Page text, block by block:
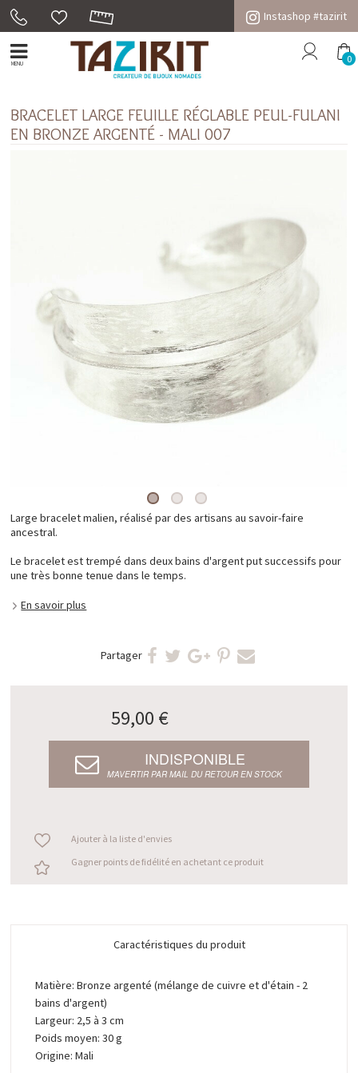
Instashop #tazirit
MENU 0
BRACELET LARGE FEUILLE RÉGLABLE PEUL-FULANI
EN BRONZE ARGENTÉ - MALI 007
Large bracelet malien, réalisé par des artisans au savoir-faire
ancestral.
Le bracelet est trempé dans deux bains d'argent put successifs pour
une très bonne tenue dans le temps.
En savoir plus
Partager
59,00 €
INDISPONIBLE
M’AVERTIR PAR MAIL DU RETOUR EN STOCK
Ajouter à la liste d'envies
Gagner points de fidélité en achetant ce produit
Caractéristiques du produit
Matière: Bronze argenté (mélange de cuivre et d'étain - 2
bains d'argent)
Largeur: 2,5 à 3 cm
Poids moyen: 30 g
Origine: Mali